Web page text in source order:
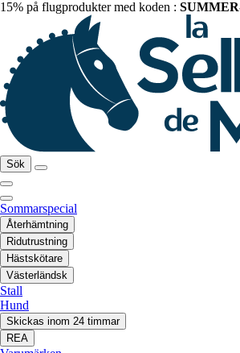
15% på flugprodukter med koden :
Sök
Sommarspecial
Återhämtning
Ridutrustning
Hästskötare
Västerländsk
Stall
Hund
Skickas inom 24 timmar
REA